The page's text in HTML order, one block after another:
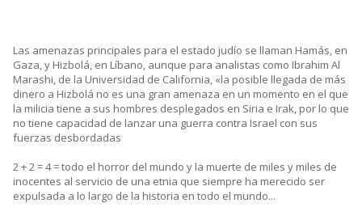
Las amenazas principales para el estado judío se llaman Hamás, en
Gaza, y Hizbolá, en Líbano, aunque para analistas como Ibrahim Al
Marashi, de la Universidad de California, «la posible llegada de más
dinero a Hizbolá no es una gran amenaza en un momento en el que
la milicia tiene a sus hombres desplegados en Siria e Irak, por lo que
no tiene capacidad de lanzar una guerra contra Israel con sus
fuerzas desbordadas
2 + 2 = 4 = todo el horror del mundo y la muerte de miles y miles de
inocentes al servicio de una etnia que siempre ha merecido ser
expulsada a lo largo de la historia en todo el mundo...